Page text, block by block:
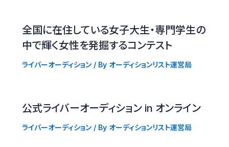
全国に在住している女子大生・専門学生の
中で輝く女性を発掘するコンテスト
ライバーオーディション/ By オーディションリスト運営局
公式ライバーオーディション in オンライン
ライバーオーディション/ By オーディションリスト運営局